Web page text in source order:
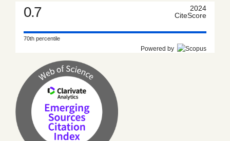
0.7
2024
CiteScore
70th percentile
Powered by